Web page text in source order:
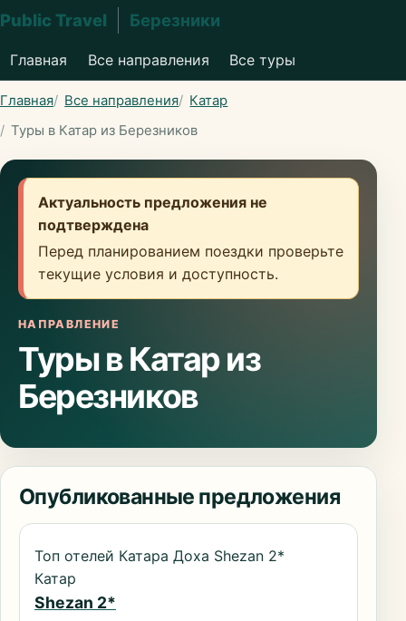
Public Travel Березники
Главная Все направления Все туры
Главная Все направления
Катар
Туры в Катар из Березников
Актуальность предложения не
подтверждена
Перед планированием поездки проверьте
текущие условия и доступность.
НАПРАВЛЕНИЕ
Туры в Катар из
Березников
Опубликованные предложения
Топ отелей Катара Доха Shezan 2*
Катар
Shezan 2*